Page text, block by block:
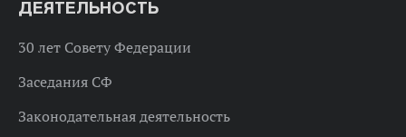
ДЕЯТЕЛЬНОСТЬ
30 лет Совету Федерации
Заседания СФ
Законодательная деятельность